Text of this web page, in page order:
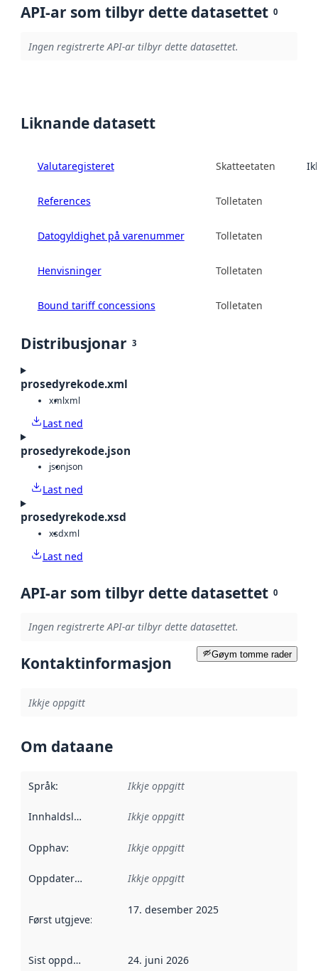
API-ar som tilbyr dette datasettet 0
Ingen registrerte API-ar tilbyr dette datasettet.
Liknande datasett
Valutaregisteret Skatteetaten
References Tolletaten
Datogyldighet på varenummer Tolletaten
Henvisninger Tolletaten
Bound tariff concessions Tolletaten
Distribusjonar 3
prosedyrekode.xml
xmlxml
Last ned
prosedyrekode.json
jsonjson
Last ned
prosedyrekode.xsd
xsdxml
Last ned
API-ar som tilbyr dette datasettet 0
Ingen registrerte API-ar tilbyr dette datasettet.
Gøym tomme rader
Kontaktinformasjon
Ikkje oppgitt
Om dataane
Språk: Ikkje oppgitt
Innhaldsleverandørar :
Ikkje oppgitt
Opphav: Ikkje oppgitt
Oppdateringsfrekvens :
Ikkje oppgitt
Først utgjeve:
17. desember 2025
Sist oppdatert 24. juni 2026